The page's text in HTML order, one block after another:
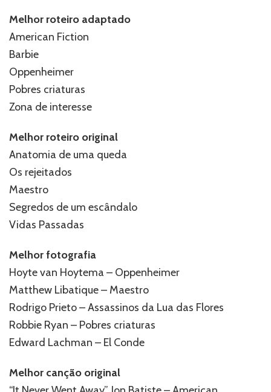
Melhor roteiro adaptado
American Fiction
Barbie
Oppenheimer
Pobres criaturas
Zona de interesse
Melhor roteiro original
Anatomia de uma queda
Os rejeitados
Maestro
Segredos de um escândalo
Vidas Passadas
Melhor fotografia
Hoyte van Hoytema – Oppenheimer
Matthew Libatique – Maestro
Rodrigo Prieto – Assassinos da Lua das Flores
Robbie Ryan – Pobres criaturas
Edward Lachman – El Conde
Melhor canção original